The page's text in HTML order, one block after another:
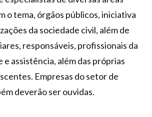
o tema, órgãos públicos, iniciativa
da sociedade civil, além de
responsáveis, profissionais da
e assistência, além das próprias
Empresas do setor de
deverão ser ouvidas.